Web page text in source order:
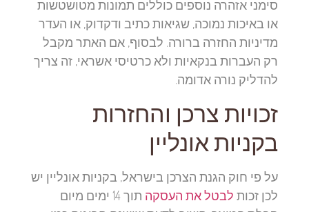
סימני אזהרה נוספים כוללים תמונות מטושטשות
או באיכות נמוכה, שגיאות כתיב ודקדוק, או העדר
מדיניות החזרה ברורה. לבסוף, אם האתר מקבל
רק העברות בנקאיות ולא כרטיסי אשראי, זה צריך
להדליק נורה אדומה.
זכויות צרכן והחזרות
בקניות אונליין
על פי חוק הגנת הצרכן בישראל, בקניות אונליין יש
לכן זכותלבטל את העסקה
תוך 14 ימים מיום